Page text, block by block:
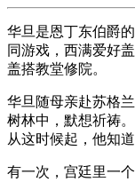
华旦是恩丁东伯爵
同游戏，西满爱好
盖搭教堂修院。
华旦随母亲赴苏格
树林中，默想祈祷
从这时候起，他知
有一次，宫廷里一